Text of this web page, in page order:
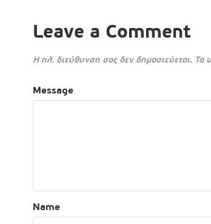
Leave a Comment
Η ηλ. διεύθυνση σας δεν δημοσιεύεται. Τα
Message
Name